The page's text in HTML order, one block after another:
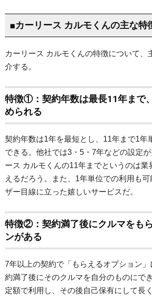
■カーリース カルモくんの主な特
カーリース カルモくんの特徴について、
介する。
特徴①：契約年数は最長11年まで
められる
契約年数は1年を最短とし、11年まで1年
できる。他社では3・5・7年などの設定
ース カルモくんの11年までというのは業
えるだろう。また、1年単位での利用も
ザー目線に立った嬉しいサービスだ。
特徴②：契約満了後にクルマをも
ンがある
7年以上の契約で「もらえるオプション
約満了後にそのクルマを自分のものにで
定額で利用し、その後自己保有にして長